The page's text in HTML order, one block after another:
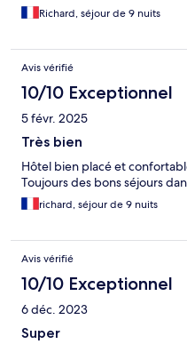
Richard, séjour de 9 nuits
Avis vérifié
10/10 Exceptionnel
5 févr. 2025
Très bien
Hôtel bien placé et
Toujours des bons séjours
richard, séjour de 9 nuits
Avis vérifié
10/10 Exceptionnel
6 déc. 2023
Super